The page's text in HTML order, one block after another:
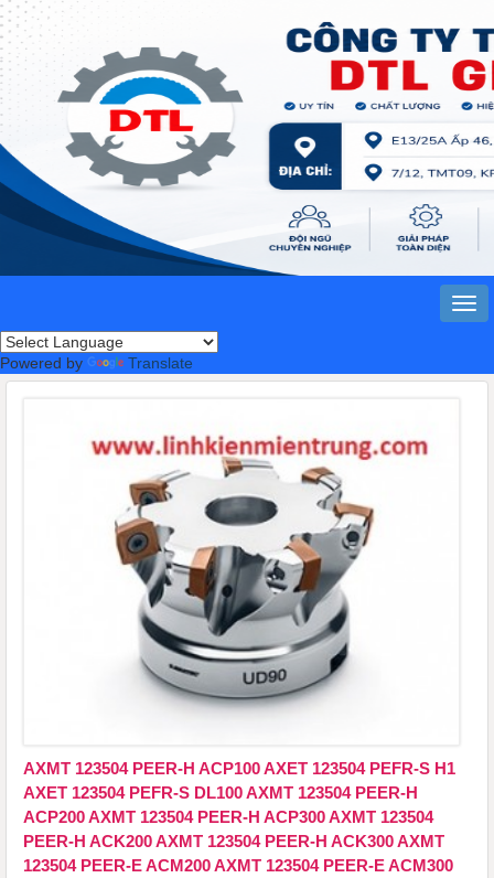
Powered by Translate
AXMT 123504 PEER-H ACP100 ​​​​​​​AXET 123504 PEFR-S H1
AXET 123504 PEFR-S DL100 AXMT 123504 PEER-H
ACP200 AXMT 123504 PEER-H ACP300 AXMT 123504
PEER-H ACK200 AXMT 123504 PEER-H ACK300 AXMT
123504 PEER-E ACM200 AXMT 123504 PEER-E ACM300